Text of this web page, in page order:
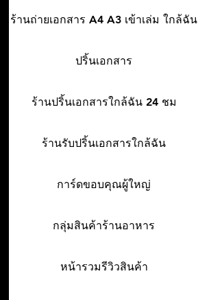
ร้านถ่ายเอกสาร A4 A3 เข้าเล่ม ใกล้ฉัน
ปริ้นเอกสาร
ร้านปริ้นเอกสารใกล้ฉัน 24 ชม
ร้านรับปริ้นเอกสารใกล้ฉัน
การ์ดขอบคุณผู้ใหญ่
กลุ่มสินค้าร้านอาหาร
หน้ารวมรีวิวสินค้า